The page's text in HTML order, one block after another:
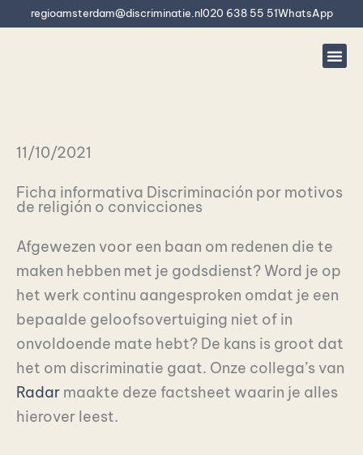
regioamsterdam@discriminatie.nl020 638 55 51WhatsApp
11/10/2021
Ficha informativa Discriminación por motivos
de religión o convicciones
Afgewezen voor een baan om redenen die te
maken hebben met je godsdienst? Word je op
het werk continu aangesproken omdat je een
bepaalde geloofsovertuiging niet of in
onvoldoende mate hebt? De kans is groot dat
het om discriminatie gaat. Onze collega’s van
Radar maakte deze factsheet waarin je alles
hierover leest.